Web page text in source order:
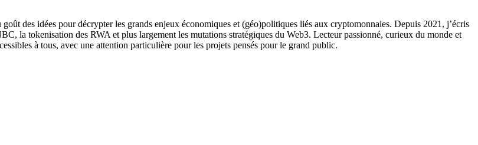
des idées pour décrypter les grands enjeux économiques et (géo)politiques liés aux cryptomonnaies. Depuis 2021, j’écris
la tokenisation des RWA et plus largement les mutations stratégiques du Web3. Lecteur passionné, curieux du monde et
à tous, avec une attention particulière pour les projets pensés pour le grand public.